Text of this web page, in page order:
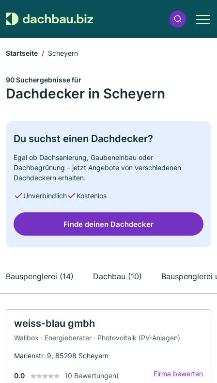
Startseite Scheyern
90 Suchergebnisse für
Dachdecker in Scheyern
Du suchst einen Dachdecker?
Egal ob Dachsanierung, Gaubeneinbau oder
Dachbegrünung – jetzt Angebote von verschiedenen
Dachdeckern erhalten.
Unverbindlich Kostenlos
Finde deinen Dachdecker
Bauspenglerei (14) Dachbau (10) Bauspenglerei
weiss-blau gmbh
Wallbox · Energieberater · Photovoltaik (PV-Anlagen)
Marienstr. 9, 85298 Scheyern
0.0 (0 Bewertungen) Firma bewerten